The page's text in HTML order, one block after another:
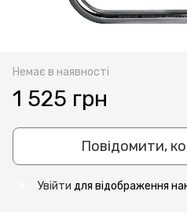
Немає в наявності
1 525 грн
Повідомити,
Увійти для відображення